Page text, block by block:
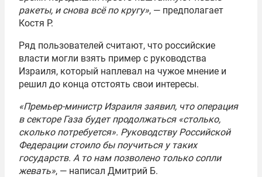
ракеты, и снова всё по кругу», — предполагает
Костя Р.
Ряд пользователей считают, что российские
власти могли взять пример с руководства
Израиля, который наплевал на чужое мнение и
решил до конца отстоять свои интересы.
«Премьер-министр Израиля заявил, что операция
в секторе Газа будет продолжаться «столько,
сколько потребуется». Руководству Российской
Федерации стоило бы поучиться у таких
государств. А то нам позволено только сопли
жевать», — написал Дмитрий Б.